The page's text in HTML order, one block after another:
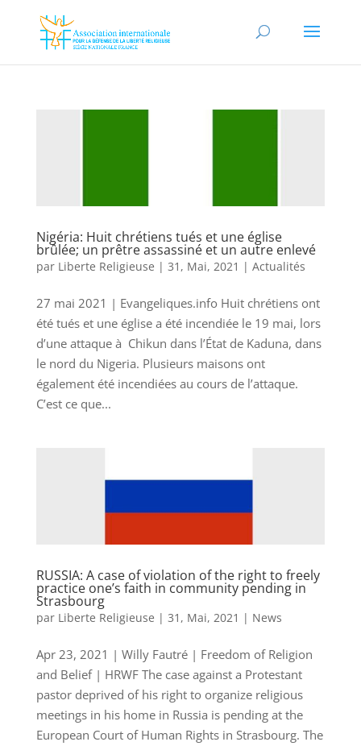
Nigéria: Huit chrétiens tués et une église
brûlée; un prêtre assassiné et un autre enlevé
par Liberte Religieuse | 31, Mai, 2021 | Actualités
27 mai 2021 | Evangeliques.info Huit chrétiens ont
été tués et une église a été incendiée le 19 mai, lors
d’une attaque à Chikun dans l’État de Kaduna, dans
le nord du Nigeria. Plusieurs maisons ont
également été incendiées au cours de l’attaque.
C’est ce que...
RUSSIA: A case of violation of the right to freely
practice one’s faith in community pending in
Strasbourg
par Liberte Religieuse | 31, Mai, 2021 | News
Apr 23, 2021 | Willy Fautré | Freedom of Religion
and Belief | HRWF The case against a Protestant
pastor deprived of his right to organize religious
meetings in his home in Russia is pending at the
European Court of Human Rights in Strasbourg. The